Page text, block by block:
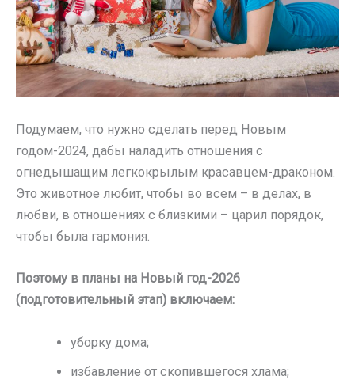
Подумаем, что нужно сделать перед Новым
годом-2024, дабы наладить отношения с
огнедышащим легкокрылым красавцем-драконом.
Это животное любит, чтобы во всем – в делах, в
любви, в отношениях с близкими – царил порядок,
чтобы была гармония.
Поэтому в планы на Новый год-2026
(подготовительный этап) включаем:
уборку дома;
избавление от скопившегося хлама;